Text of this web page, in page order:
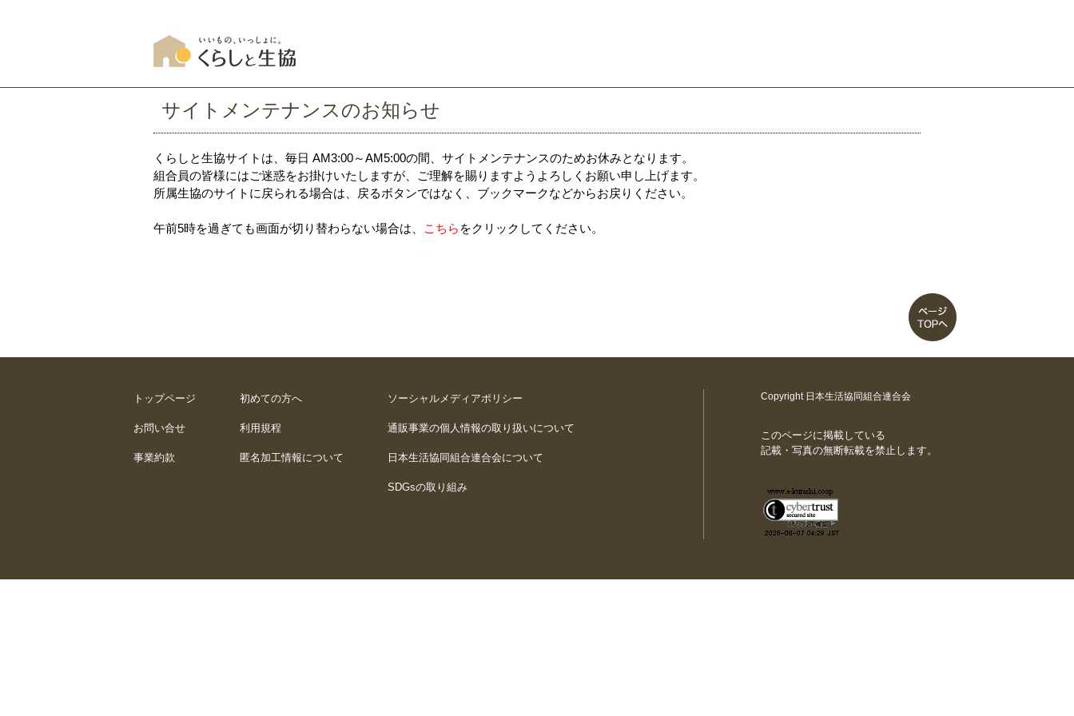
サイトメンテナンスのお知らせ
くらしと生協サイトは、毎日 AM3:00～AM5:00の間、サイトメンテナンスのためお休みとなります。
組合員の皆様にはご迷惑をお掛けいたしますが、ご理解を賜りますようよろしくお願い申し上げます。
所属生協のサイトに戻られる場合は、戻るボタンではなく、ブックマークなどからお戻りください。
午前5時を過ぎても画面が切り替わらない場合は、 こちら をクリックしてください。
トップページ
お問い合せ
事業約款
初めての方へ
利用規程
匿名加工情報について
ソーシャルメディアポリシー
通販事業の個人情報の取り扱いについて
日本生活協同組合連合会について
SDGsの取り組み
Copyright 日本生活協同組合連合会
このページに掲載している
記載・写真の無断転載を禁止します。